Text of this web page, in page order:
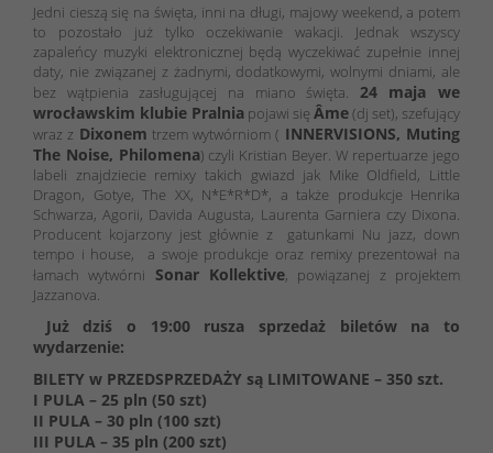
Jedni cieszą się na święta, inni na długi, majowy weekend, a potem
to pozostało już tylko oczekiwanie wakacji. Jednak wszyscy
zapaleńcy muzyki elektronicznej będą wyczekiwać zupełnie innej
daty, nie związanej z żadnymi, dodatkowymi, wolnymi dniami, ale
bez wątpienia zasługującej na miano święta. 24 maja we
wrocławskim klubie Pralnia pojawi się Âme(dj set), szefujący
wraz z Dixonem trzem wytwórniom ( INNERVISIONS, Muting
The Noise, Philomena) czyli Kristian Beyer. W repertuarze jego
labeli znajdziecie remixy takich gwiazd jak Mike Oldfield, Little
Dragon, Gotye, The XX, N*E*R*D*, a także produkcje Henrika
Schwarza, Agorii, Davida Augusta, Laurenta Garniera czy Dixona.
Producent kojarzony jest głównie z gatunkami Nu jazz, down
tempo i house, a swoje produkcje oraz remixy prezentował na
łamach wytwórni Sonar Kollektive, powiązanej z projektem
Jazzanova.
Już dziś o 19:00 rusza sprzedaż biletów na to
wydarzenie:
BILETY w PRZEDSPRZEDAŻY są LIMITOWANE – 350 szt.
I PULA – 25 pln (50 szt)
II PULA – 30 pln (100 szt)
III PULA – 35 pln (200 szt)